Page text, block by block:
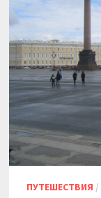
ПУТЕШЕСТВИЯ /